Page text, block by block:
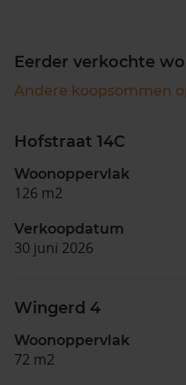
Eerder verkochte
Andere koopsommen
Hofstraat 14C
Woonoppervlak
126 m2
Verkoopdatum
30 juni 2026
Wingerd 4
Woonoppervlak
72 m2